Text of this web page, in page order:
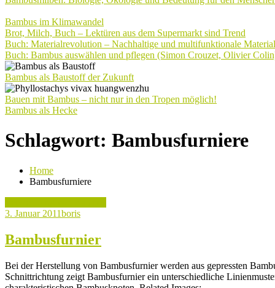
Bambus im Klimawandel
Brot, Milch, Buch – Lektüren aus dem Supermarkt sind Trend
Buch: Materialrevolution – Nachhaltige und multifunktionale
Buch: Bambus auswählen und pflegen (Simon Crouzet, Olivier
Bambus als Baustoff der Zukunft
Bauen mit Bambus – nicht nur in den Tropen möglich!
Bambus als Hecke
Schlagwort: Bambusfurniere
Home
Bambusfurniere
3. Januar 2011boris
Bambusfurnier
Bei der Herstellung von Bambusfurnier werden aus gepressten
Schnittrichtung zeigt Bambusfurnier ein unterschiedliche